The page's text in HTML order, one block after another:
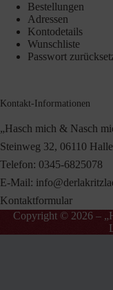
Bestellungen
Adressen
Kontodetails
Wunschliste
Passwort
Kontakt-Informationen
„Hasch mich & Nasch
Steinweg 32, 06110
Telefon: 0345-6825078
E-Mail:
Kontaktformular
Copyright © 2026 –